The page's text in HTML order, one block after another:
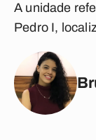
A unidade
Pedro I,